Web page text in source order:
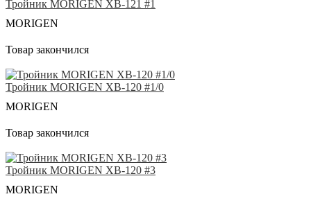
Тройник MORIGEN XB-121 #1
MORIGEN
Товар закончился
Тройник MORIGEN XB-120 #1/0
MORIGEN
Товар закончился
Тройник MORIGEN XB-120 #3
MORIGEN